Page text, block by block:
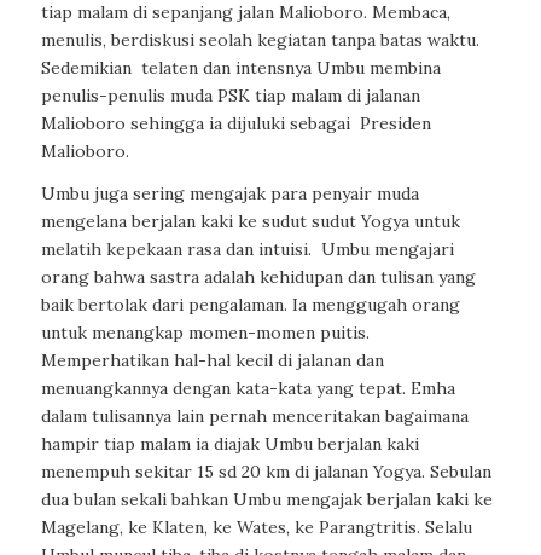
tiap malam di sepanjang jalan Malioboro. Membaca,
menulis, berdiskusi seolah kegiatan tanpa batas waktu.
Sedemikian telaten dan intensnya Umbu membina
penulis-penulis muda PSK tiap malam di jalanan
Malioboro sehingga ia dijuluki sebagai Presiden
Malioboro.
Umbu juga sering mengajak para penyair muda
mengelana berjalan kaki ke sudut sudut Yogya untuk
melatih kepekaan rasa dan intuisi. Umbu mengajari
orang bahwa sastra adalah kehidupan dan tulisan yang
baik bertolak dari pengalaman. Ia menggugah orang
untuk menangkap momen-momen puitis.
Memperhatikan hal-hal kecil di jalanan dan
menuangkannya dengan kata-kata yang tepat. Emha
dalam tulisannya lain pernah menceritakan bagaimana
hampir tiap malam ia diajak Umbu berjalan kaki
menempuh sekitar 15 sd 20 km di jalanan Yogya. Sebulan
dua bulan sekali bahkan Umbu mengajak berjalan kaki ke
Magelang, ke Klaten, ke Wates, ke Parangtritis. Selalu